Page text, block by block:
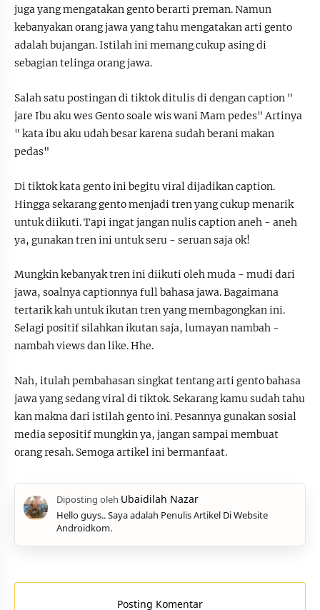
juga yang mengatakan gento berarti preman. Namun
kebanyakan orang jawa yang tahu mengatakan arti gento
adalah bujangan. Istilah ini memang cukup asing di
sebagian telinga orang jawa.
Salah satu postingan di tiktok ditulis di dengan caption "
jare Ibu aku wes Gento soale wis wani Mam pedes" Artinya
" kata ibu aku udah besar karena sudah berani makan
pedas"
Di tiktok kata gento ini begitu viral dijadikan caption.
Hingga sekarang gento menjadi tren yang cukup menarik
untuk diikuti. Tapi ingat jangan nulis caption aneh - aneh
ya, gunakan tren ini untuk seru - seruan saja ok!
Mungkin kebanyak tren ini diikuti oleh muda - mudi dari
jawa, soalnya captionnya full bahasa jawa. Bagaimana
tertarik kah untuk ikutan tren yang membagongkan ini.
Selagi positif silahkan ikutan saja, lumayan nambah -
nambah views dan like. Hhe.
Nah, itulah pembahasan singkat tentang arti gento bahasa
jawa yang sedang viral di tiktok. Sekarang kamu sudah tahu
kan makna dari istilah gento ini. Pesannya gunakan sosial
media sepositif mungkin ya, jangan sampai membuat
orang resah. Semoga artikel ini bermanfaat.
Hello guys.. Saya adalah Penulis Artikel Di Website
Androidkom.
Posting Komentar